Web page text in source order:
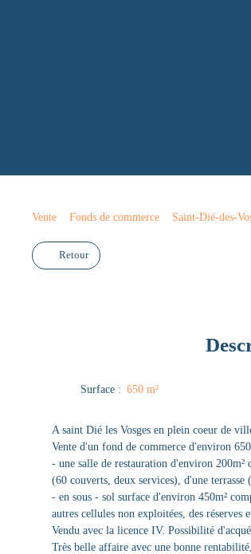
Vente Fonds de commerce Saint-Dié-des-
Retour
Surface : 650 m²
A saint Dié les Vosges en plein coeur de
Vente d'un fond de commerce d'environ
- une salle de restauration d'environ 200m²
(60 couverts, deux services), d'une
- en sous - sol surface d'environ 450m²
autres cellules non exploitées, des réserves
Vendu avec la licence IV. Possibilité
Très belle affaire avec une bonne